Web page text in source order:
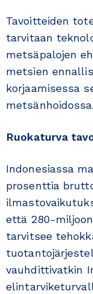
Tavoitteiden
tarvitaan
metsäpalojen
metsien
korjaamisessa
metsänhoidossa.
Ruokaturva
Indonesiassa
prosenttia
että 280-
tarvitsee
vauhdittivatkin